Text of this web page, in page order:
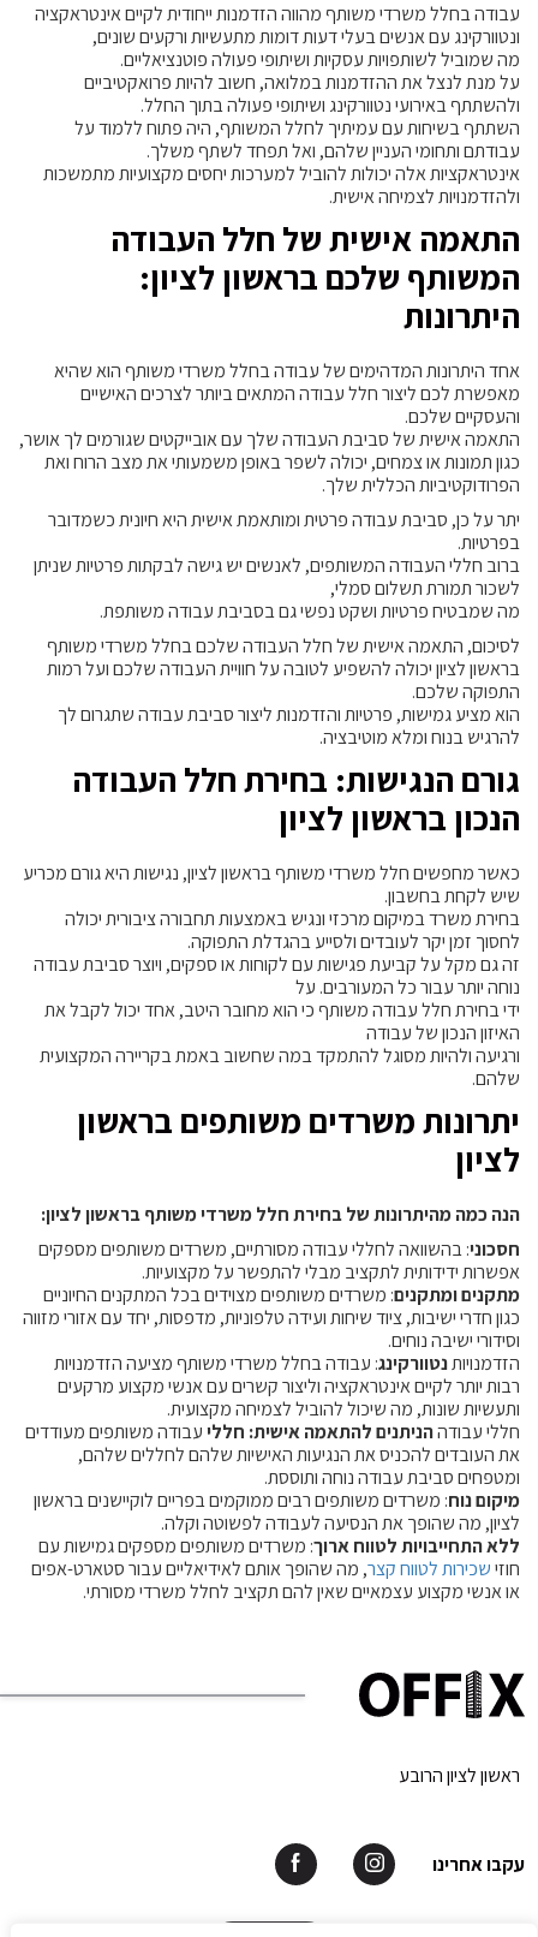
עבודה בחלל משרדי משותף מהווה הזדמנות ייחודית לקיים אינטראקציה
ונטוורקינג עם אנשים בעלי דעות דומות מתעשיות ורקעים שונים,
מה שמוביל לשותפויות עסקיות ושיתופי פעולה פוטנציאליים.
על מנת לנצל את ההזדמנות במלואה, חשוב להיות פרואקטיביים
ולהשתתף באירועי נטוורקינג ושיתופי פעולה בתוך החלל.
השתתף בשיחות עם עמיתיך לחלל המשותף, היה פתוח ללמוד על
עבודתם ותחומי העניין שלהם, ואל תפחד לשתף משלך.
אינטראקציות אלה יכולות להוביל למערכות יחסים מקצועיות מתמשכות
ולהזדמנויות לצמיחה אישית.
התאמה אישית של חלל העבודה
המשותף שלכם בראשון לציון:
היתרונות
אחד היתרונות המדהימים של עבודה בחלל משרדי משותף הוא שהיא
מאפשרת לכם ליצור חלל עבודה המתאים ביותר לצרכים האישיים
והעסקיים שלכם.
התאמה אישית של סביבת העבודה שלך עם אובייקטים שגורמים לך אושר,
כגון תמונות או צמחים, יכולה לשפר באופן משמעותי את מצב הרוח ואת
הפרודוקטיביות הכללית שלך.
יתר על כן, סביבת עבודה פרטית ומותאמת אישית היא חיונית כשמדובר
בפרטיות.
ברוב חללי העבודה המשותפים, לאנשים יש גישה לבקתות פרטיות שניתן
לשכור תמורת תשלום סמלי,
מה שמבטיח פרטיות ושקט נפשי גם בסביבת עבודה משותפת.
לסיכום, התאמה אישית של חלל העבודה שלכם בחלל משרדי משותף
בראשון לציון יכולה להשפיע לטובה על חוויית העבודה שלכם ועל רמות
התפוקה שלכם.
הוא מציע גמישות, פרטיות והזדמנות ליצור סביבת עבודה שתגרום לך
להרגיש בנוח ומלא מוטיבציה.
גורם הנגישות: בחירת חלל העבודה
הנכון בראשון לציון
כאשר מחפשים חלל משרדי משותף בראשון לציון, נגישות היא גורם מכריע
שיש לקחת בחשבון.
בחירת משרד במיקום מרכזי ונגיש באמצעות תחבורה ציבורית יכולה
לחסוך זמן יקר לעובדים ולסייע בהגדלת התפוקה.
זה גם מקל על קביעת פגישות עם לקוחות או ספקים, ויוצר סביבת עבודה
נוחה יותר עבור כל המעורבים. על
ידי בחירת חלל עבודה משותף כי הוא מחובר היטב, אחד יכול לקבל את
האיזון הנכון של עבודה
ורגיעה ולהיות מסוגל להתמקד במה שחשוב באמת בקריירה המקצועית
שלהם.
יתרונות משרדים משותפים בראשון
לציון
הנה כמה מהיתרונות של בחירת חלל משרדי משותף בראשון לציון:
חסכוני: בהשוואה לחללי עבודה מסורתיים, משרדים משותפים מספקים
אפשרות ידידותית לתקציב מבלי להתפשר על מקצועיות.
מתקנים ומתקנים: משרדים משותפים מצוידים בכל המתקנים החיוניים
כגון חדרי ישיבות, ציוד שיחות ועידה טלפוניות, מדפסות, יחד עם אזורי מזווה
וסידורי ישיבה נוחים.
הזדמנויותנטוורקינג: עבודה בחלל משרדי משותף מציעה הזדמנויות
רבות יותר לקיים אינטראקציה וליצור קשרים עם אנשי מקצוע מרקעים
ותעשיות שונות, מה שיכול להוביל לצמיחה מקצועית.
חללי עבודההניתנים להתאמה אישית: חלליעבודה משותפים מעודדים
את העובדים להכניס את הנגיעות האישיות שלהם לחללים שלהם,
ומטפחים סביבת עבודה נוחה ותוססת.
מיקום נוח: משרדים משותפים רבים ממוקמים בפריים לוקיישנים בראשון
לציון, מה שהופך את הנסיעה לעבודה לפשוטה וקלה.
ללא התחייבויות לטווח ארוך: משרדים משותפים מספקים גמישות עם
חוזישכירות לטווח קצר, מה שהופך אותם לאידיאליים עבור סטארט-אפים
או אנשי מקצוע עצמאיים שאין להם תקציב לחלל משרדי מסורתי.
ראשון לציון הרובע
עקבו אחרינו